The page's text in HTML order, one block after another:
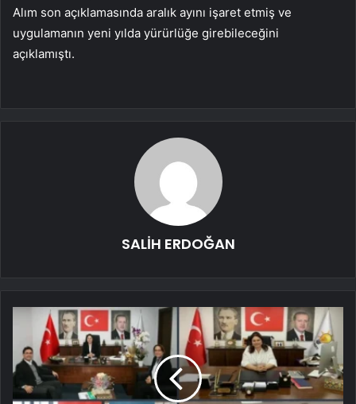
Alım son açıklamasında aralık ayını işaret etmiş ve
uygulamanın yeni yılda yürürlüğe girebileceğini
açıklamıştı.
SALİH ERDOĞAN